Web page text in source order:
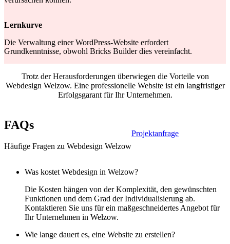
Lernkurve
Die Verwaltung einer WordPress-Website erfordert
Grundkenntnisse, obwohl Bricks Builder dies vereinfacht.
Trotz der Herausforderungen überwiegen die Vorteile von
Webdesign Welzow. Eine professionelle Website ist ein langfristiger
Erfolgsgarant für Ihr Unternehmen.
FAQs
Häufige Fragen zu Webdesign Welzow
Projektanfrage
Was kostet Webdesign in Welzow?
Die Kosten hängen von der Komplexität, den gewünschten
Funktionen und dem Grad der Individualisierung ab.
Kontaktieren Sie uns für ein maßgeschneidertes Angebot für
Ihr Unternehmen in Welzow.
Wie lange dauert es, eine Website zu erstellen?